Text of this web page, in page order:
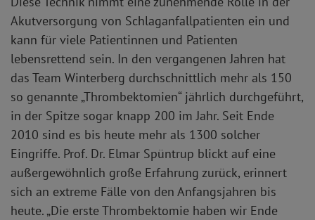
Akutversorgung von Schlaganfallpatienten ein und
kann für viele Patientinnen und Patienten
lebensrettend sein. In den vergangenen Jahren hat
das Team Winterberg durchschnittlich mehr als 150
so genannte „Thrombektomien“ jährlich durchgeführt,
in der Spitze sogar knapp 200 im Jahr. Seit Ende
2010 sind es bis heute mehr als 1300 solcher
Eingriffe. Prof. Dr. Elmar Spüntrup blickt auf eine
außergewöhnlich große Erfahrung zurück, erinnert
sich an extreme Fälle von den Anfangsjahren bis
heute. „Die erste Thrombektomie haben wir Ende